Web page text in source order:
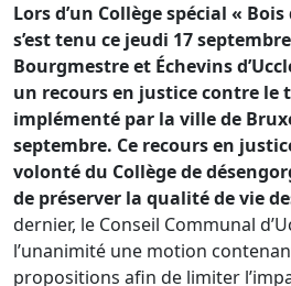
Lors d’un Collège spécial «
s’est tenu ce jeudi 17
Bourgmestre et Échevins
un recours en justice contre le
implémenté par la ville de
septembre. Ce recours en
volonté du Collège de
de préserver la qualité de vie
dernier, le Conseil Communal
l’unanimité une motion
propositions afin de limiter